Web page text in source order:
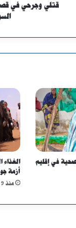
قتلي وجرحي في
في إقليم
الغذاء
أزمة
منذ 9 ساعات